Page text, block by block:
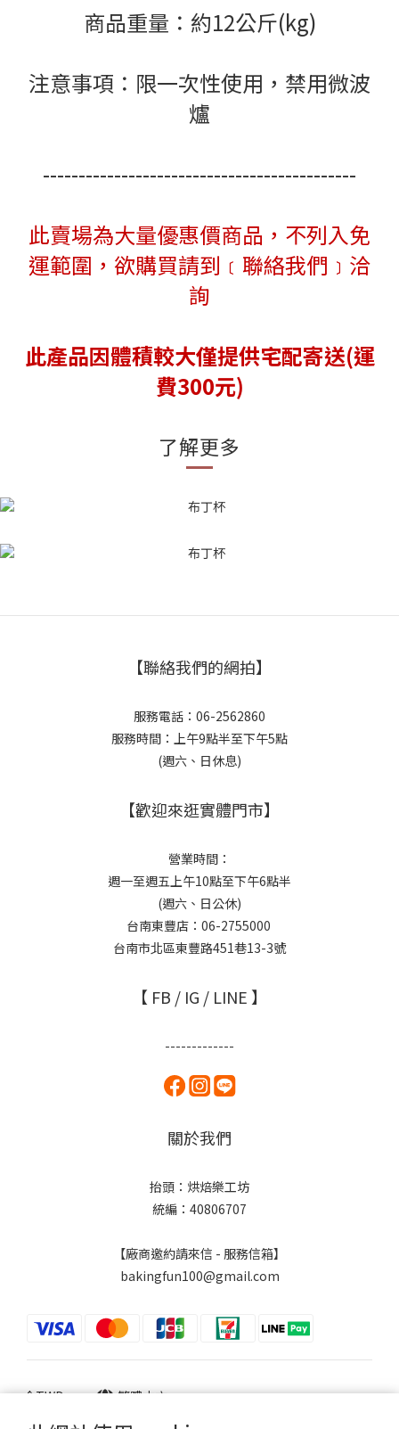
商品重量：約12公斤(kg)
注意事項：限一次性使用，禁用微波
爐
--------------------------------------------
此賣場為大量優惠價商品，不列入免
運範圍，欲購買請到﹝聯絡我們﹞洽
詢
此產品因體積較大僅提供宅配寄送(運
費300元)
了解更多
【聯絡我們的網拍】
服務電話：06-2562860
服務時間：上午9點半至下午5點
(週六、日休息)
【歡迎來逛實體門市】
營業時間：
週一至週五上午10點至下午6點半
(週六、日公休)
台南東豐店：06-2755000
台南市北區東豐路451巷13-3號
【 FB / IG / LINE 】
-------------
關於我們
抬頭：烘焙樂工坊
統編：40806707
【廠商邀約請來信 - 服務信箱】
bakingfun100@gmail.com
$TWD 繁體中文